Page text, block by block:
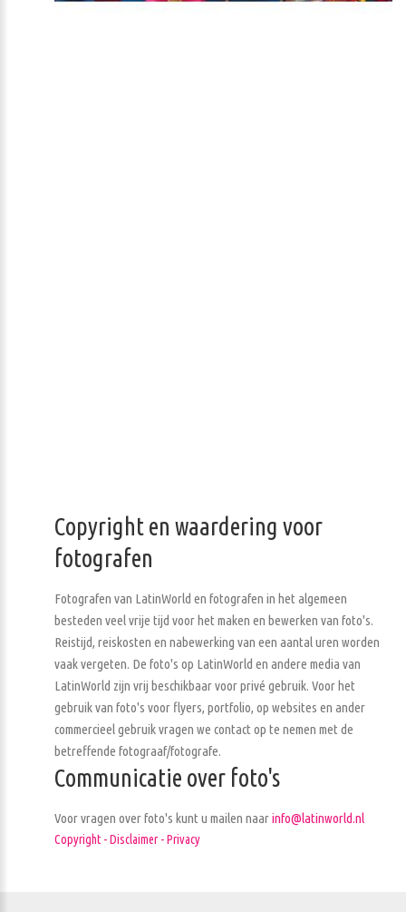
Copyright en waardering voor
fotografen
Fotografen van LatinWorld en fotografen in het algemeen
besteden veel vrije tijd voor het maken en bewerken van foto's.
Reistijd, reiskosten en nabewerking van een aantal uren worden
vaak vergeten. De foto's op LatinWorld en andere media van
LatinWorld zijn vrij beschikbaar voor privé gebruik. Voor het
gebruik van foto's voor flyers, portfolio, op websites en ander
commercieel gebruik vragen we contact op te nemen met de
betreffende fotograaf/fotografe.
Communicatie over foto's
Voor vragen over foto's kunt u mailen naarinfo@latinworld.nl
Copyright - Disclaimer - Privacy